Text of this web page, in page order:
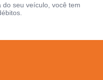
seu veículo, você tem